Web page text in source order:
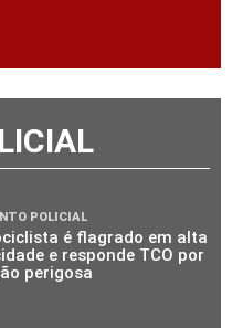
POLICIAL
é flagrado em alta
e responde TCO por
perigosa